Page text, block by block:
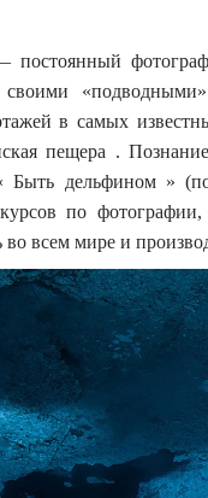
фотограф
своими
в самых
пещера .
дельфином »
по
во всем мире и